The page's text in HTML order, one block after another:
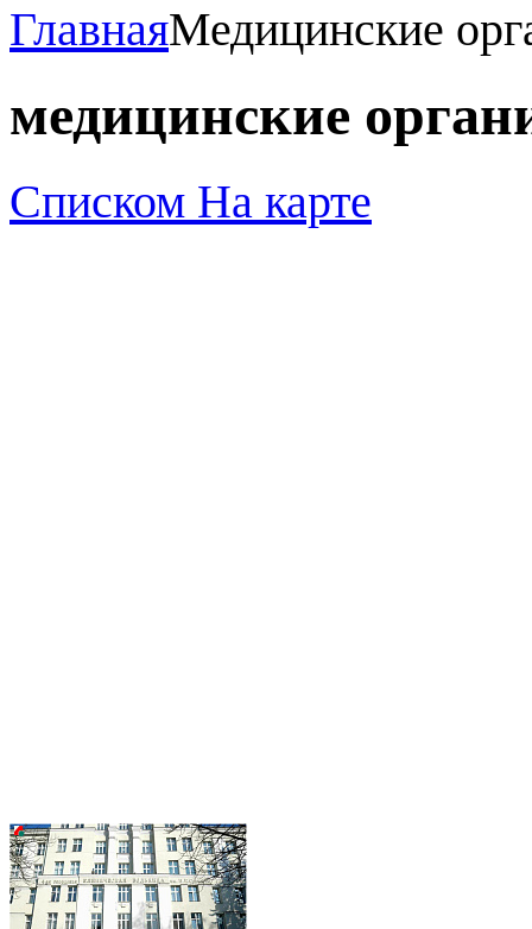
ГлавнаяМедицинские
медицинские
Списком На карте